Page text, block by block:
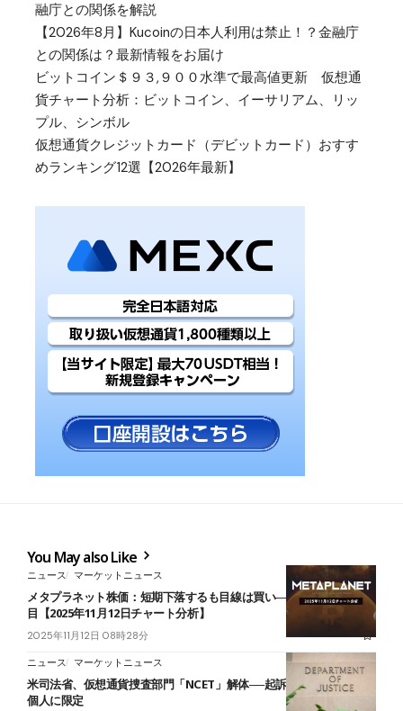
融庁との関係を解説
【2026年8月】Kucoinの日本人利用は禁止！？金融庁
との関係は？最新情報をお届け
ビットコイン＄９３,９００水準で最高値更新 仮想通
貨チャート分析：ビットコイン、イーサリアム、リッ
プル、シンボル
仮想通貨クレジットカード（デビットカード）おすす
めランキング12選【2026年最新】
You May also Like
ニュース マーケットニュース
メタプラネット株価：短期下落するも目線は買い──440円突破に注
目【2025年11月12日チャート分析】
2025年11月12日 08時28分
ニュース マーケットニュース
米司法省、仮想通貨捜査部門「NCET」解体──起訴対象は悪用した
個人に限定